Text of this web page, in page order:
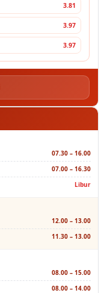
3.81
3.97
3.97
07.30 – 16.00
07.00 – 16.30
Libur
12.00 – 13.00
11.30 – 13.00
08.00 – 15.00
08.00 – 14.00